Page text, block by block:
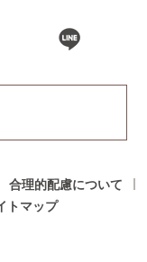
合理的配慮について
トマップ